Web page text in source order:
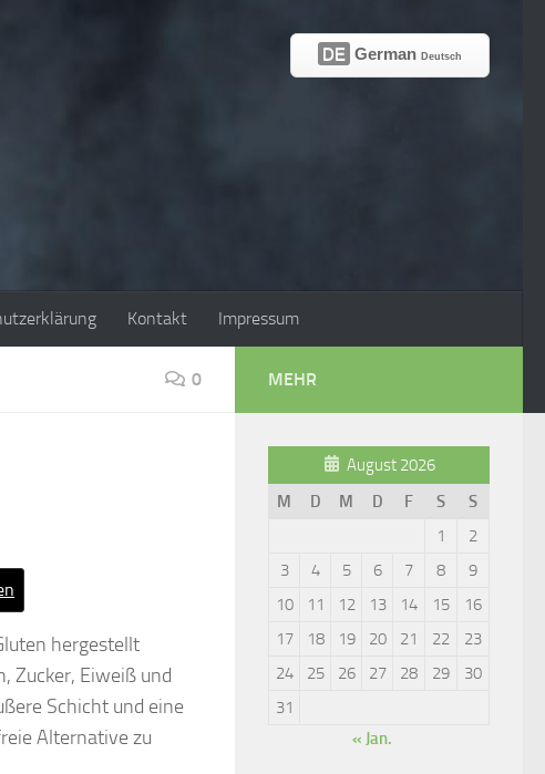
DE German Deutsch
Kontakt Impressum
0
hergestellt
Zucker, Eiweiß und
Schicht und eine
Alternative zu
MEHR
August 2026
M
D M D F S
S
1
2
3
4 5 6 7 8
9
10
11 12 13 14 15
16
17
18 19 20 21 22
23
24
25 26 27 28 29
30
31
« Jan.